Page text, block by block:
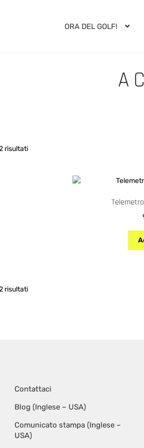
ORA DEL GOLF!
A
risultatiPrezzo:
risultatiPrezzo:
Contattaci
Blog (Inglese – USA)
Comunicato stampa (Inglese –
USA)